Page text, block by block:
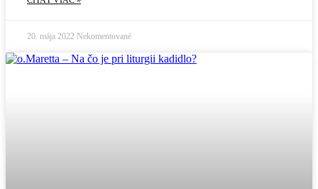
20. mája 2022 Nekomentované